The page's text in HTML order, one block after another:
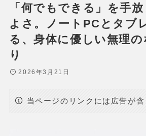
「何でもできる」を手
よさ。ノートPCとタブ
る、身体に優しい無理の
り
2026年3月21日
当ページのリンクには広告が含